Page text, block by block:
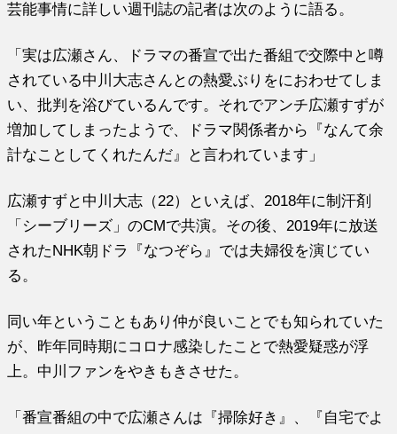
芸能事情に詳しい週刊誌の記者は次のように語る。
「実は広瀬さん、ドラマの番宣で出た番組で交際中と噂
されている中川大志さんとの熱愛ぶりをにおわせてしま
い、批判を浴びているんです。それでアンチ広瀬すずが
増加してしまったようで、ドラマ関係者から『なんて余
計なことしてくれたんだ』と言われています」
広瀬すずと中川大志（22）といえば、2018年に制汗剤
「シーブリーズ」のCMで共演。その後、2019年に放送
されたNHK朝ドラ『なつぞら』では夫婦役を演じてい
る。
同い年ということもあり仲が良いことでも知られていた
が、昨年同時期にコロナ感染したことで熱愛疑惑が浮
上。中川ファンをやきもきさせた。
「番宣番組の中で広瀬さんは『掃除好き』、『自宅でよ